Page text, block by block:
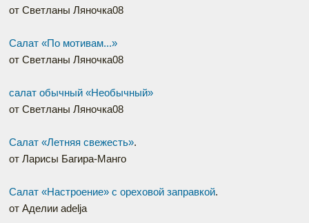
от Светланы Ляночка08
Салат «По мотивам...»
от Светланы Ляночка08
салат обычный «Необычный»
от Светланы Ляночка08
Салат «Летняя свежесть».
от Ларисы Багира-Манго
Салат «Настроение» с ореховой заправкой.
от Аделии adelja